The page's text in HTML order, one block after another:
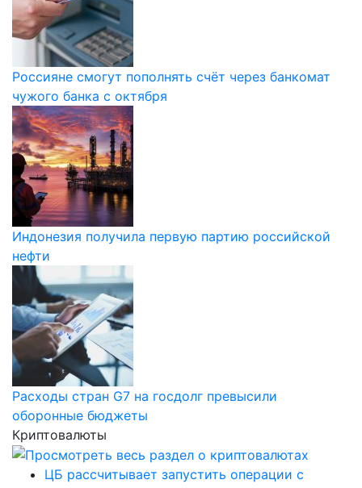
Россияне смогут пополнять счёт через банкомат
чужого банка с октября
Индонезия получила первую партию российской
нефти
Расходы стран G7 на госдолг превысили
оборонные бюджеты
Криптовалюты
ЦБ рассчитывает запустить операции с